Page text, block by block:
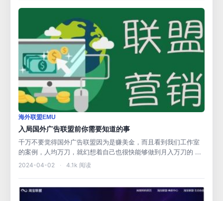
海外联盟EMU
入局国外广告联盟前你需要知道的事
千万不要觉得国外广告联盟因为是赚美金，而且看到我们工作室
的案例，人均万刀，就幻想着自己也很快能够做到月入万刀的 ...
2024-04-02 · 4.1k 阅读